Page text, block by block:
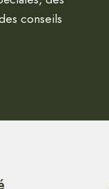
conseils